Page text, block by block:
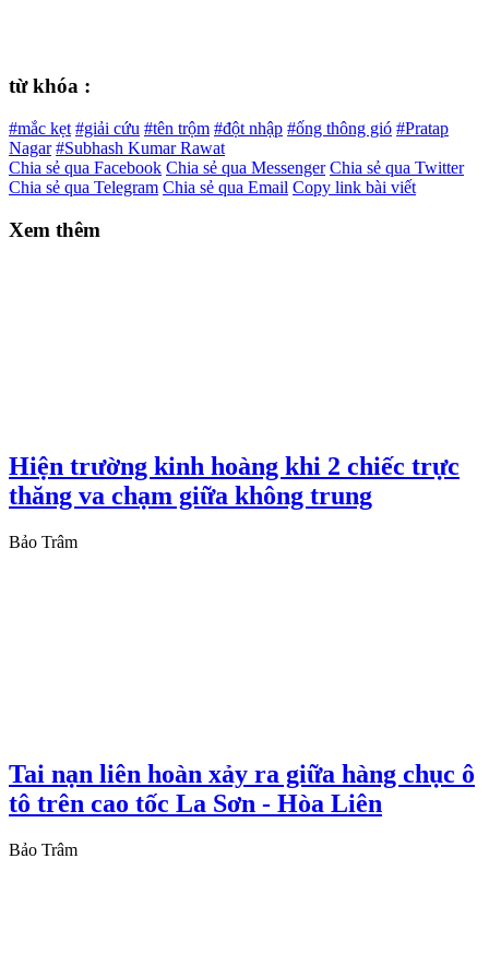
từ khóa :
#mắc kẹt #giải cứu #tên trộm #đột nhập #ống thông gió #Pratap
Nagar #Subhash Kumar Rawat
Chia sẻ qua Facebook Chia sẻ qua Messenger Chia sẻ qua Twitter
Chia sẻ qua Telegram Chia sẻ qua Email Copy link bài viết
Xem thêm
Hiện trường kinh hoàng khi 2 chiếc trực
thăng va chạm giữa không trung
Bảo Trâm
Tai nạn liên hoàn xảy ra giữa hàng chục ô
tô trên cao tốc La Sơn - Hòa Liên
Bảo Trâm